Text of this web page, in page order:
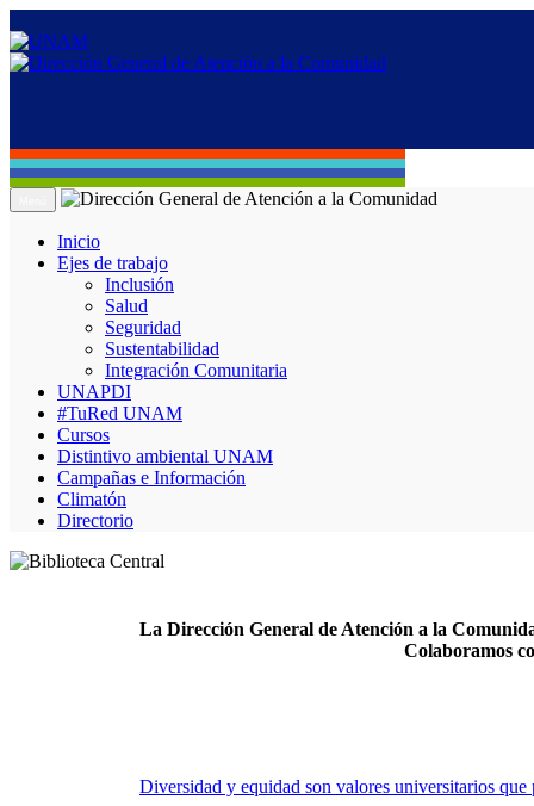
Inicio
Ejes de trabajo
Inclusión
Salud
Seguridad
Sustentabilidad
Integración Comunitaria
UNAPDI
#TuRed UNAM
Cursos
Distintivo ambiental UNAM
Campañas e Información
Climatón
Directorio
La Dirección General de Atención a la
Colaboramos
Diversidad y equidad son valores universitarios que